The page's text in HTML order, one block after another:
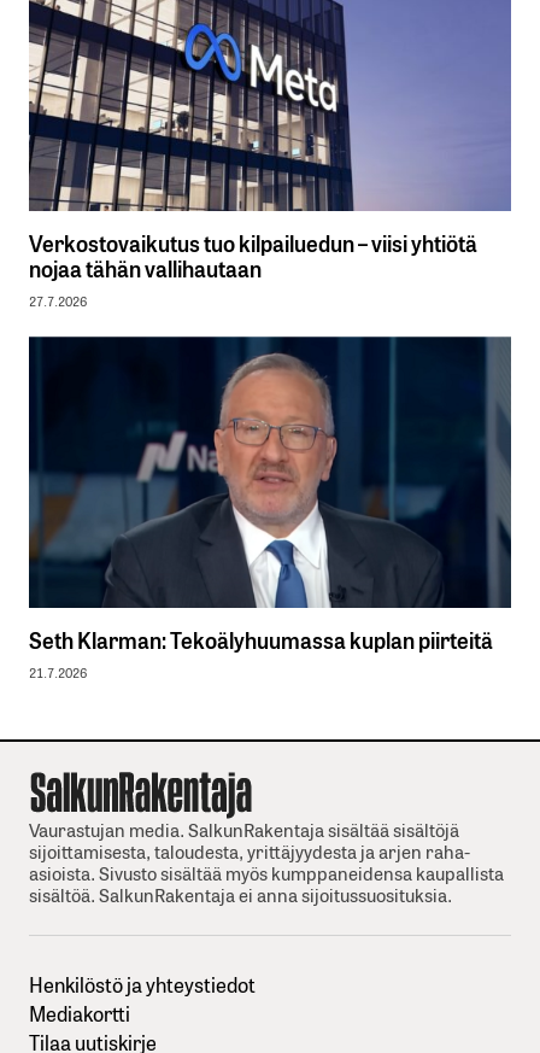
Verkostovaikutus tuo kilpailuedun – viisi yhtiötä
nojaa tähän vallihautaan
27.7.2026
Seth Klarman: Tekoälyhuumassa kuplan piirteitä
21.7.2026
Vaurastujan media. SalkunRakentaja sisältää sisältöjä
sijoittamisesta, taloudesta, yrittäjyydesta ja arjen raha-
asioista. Sivusto sisältää myös kumppaneidensa kaupallista
sisältöä. SalkunRakentaja ei anna sijoitussuosituksia.
Henkilöstö ja yhteystiedot
Mediakortti
Tilaa uutiskirje